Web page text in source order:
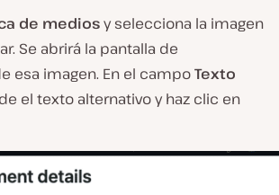
de mediosy selecciona la imagen
Se abrirá la pantalla de
esa imagen. En el campoTexto
el texto alternativo y haz clic en